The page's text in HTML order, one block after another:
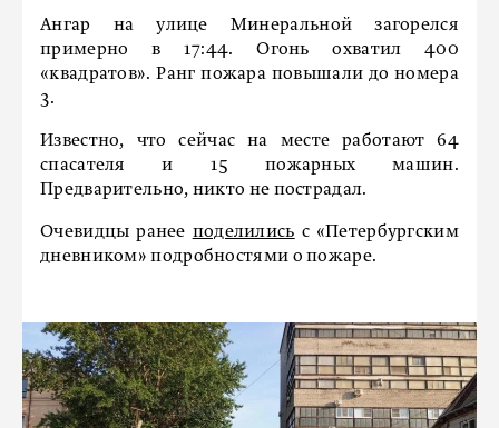
Ангар на улице Минеральной загорелся
примерно в 17:44. Огонь охватил 400
«квадратов». Ранг пожара повышали до номера
3.
Известно, что сейчас на месте работают 64
спасателя и 15 пожарных машин.
Предварительно, никто не пострадал.
Очевидцы ранее поделились с «Петербургским
дневником» подробностями о пожаре.